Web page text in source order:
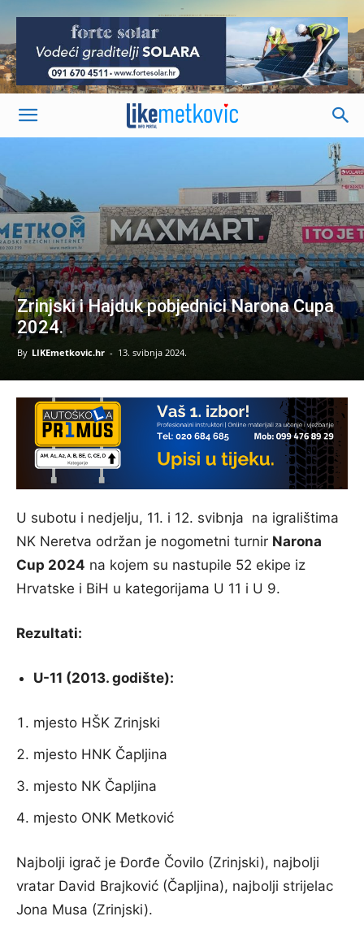
-
Zrinjski i Hajduk pobjednici Narona Cupa
2024.
By LIKEmetkovic.hr - 13. svibnja 2024.
U subotu i nedjelju, 11. i 12. svibnja na igralištima
NK Neretva održan je nogometni turnir Narona
Cup 2024 na kojem su nastupile 52 ekipe iz
Hrvatske i BiH u kategorijama U 11 i U 9.
Rezultati:
U-11 (2013. godište):
mjesto HŠK Zrinjski
mjesto HNK Čapljina
mjesto NK Čapljina
mjesto ONK Metković
Najbolji igrač je Đorđe Čovilo (Zrinjski), najbolji
vratar David Brajković (Čapljina), najbolji strijelac
Jona Musa (Zrinjski).